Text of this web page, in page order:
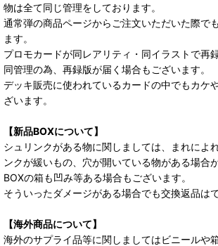
物は全て同じ管理をしております。
通常弾の商品ページからご注文いただいた際で
ます。
プロモカードが同レアリティ・同イラストで再
同管理の為、再録版が届く場合もございます。
デッキ販売に使われているカードの中でもカケ
ざいます。
【新品BOXについて】
シュリンクがある物に関しましては、まれによ
ンクが緩いもの、穴が開いている物がある場合
BOXの箱も凹み等ある場合もございます。
そういったダメージがある場合でも交換返品は
【海外商品について】
海外のサプライ品等に関しましてはビニールや